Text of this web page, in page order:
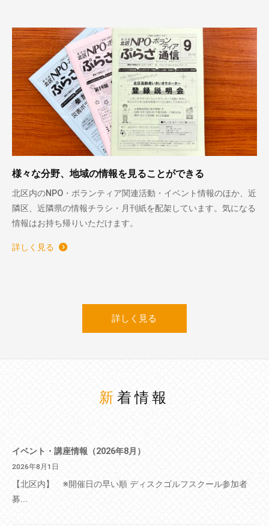
様々な分野、地域の情報を見ることができる
北区内のNPO・ボランティア関連活動・イベント情報のほか、近
隣区、近隣県の情報チラシ・月刊紙を配架しています。気になる
情報はお持ち帰りいただけます。
詳しく見る
詳しく見る
新着情報
イベント・講座情報（2026年8月）
2026年8月1日
【北区内】 ※開催日の早い順 ディスクゴルフスクール参加者
募...